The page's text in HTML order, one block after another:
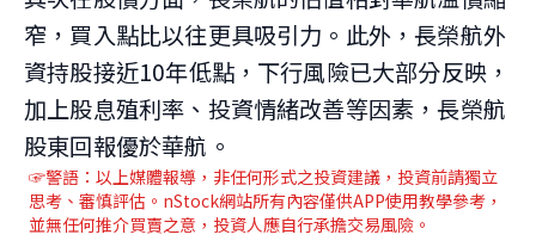
窄，買入點比以往更具吸引力。此外，長榮航外
資持股接近10年低點，下行風險已大部分反映，
加上股息殖利率、投資情緒改善等因素，長榮航
股東回報優於華航。
☞警語：以上媒體報導，非任何形式之投資建議，投資前請獨立
思考、審慎評估。nStock網站所有內容僅供APP使用教學參考，
並無任何推介買賣之意，投資人應自行承擔交易風險。